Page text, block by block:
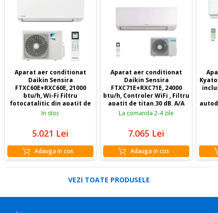
Aparat aer conditionat
Daikin Sensira
FTXC60E+RXC60E, 21000
btu/h, Wi-Fi Filtru
fotocatalitic din apatit de
titan, freon R32, 30 dB,
In stoc
5.021 Lei
Adauga in cos
Aparat aer conditionat
Daikin Sensira
FTXC71E+RXC71E, 24000
btu/h, Controler WiFi , Filtru
apatit de titan,30 dB, A/A
La comanda 2-4 zile
7.065 Lei
Adauga in cos
VEZI TOATE PRODUSELE